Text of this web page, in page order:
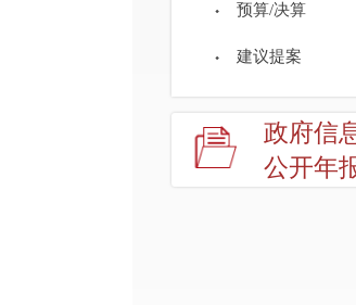
预算/决算
建议提案
政府信
公开年